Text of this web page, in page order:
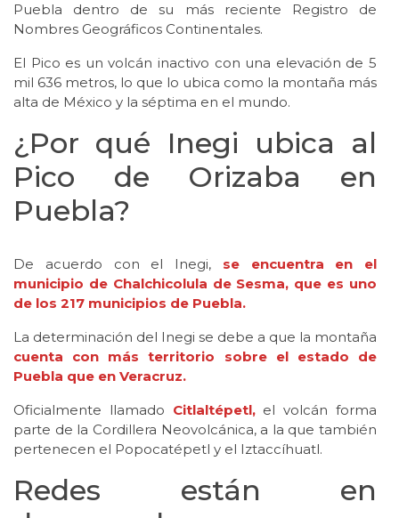
Puebla dentro de su más reciente Registro de
Nombres Geográficos Continentales.
El Pico es un volcán inactivo con una elevación de 5
mil 636 metros, lo que lo ubica como la montaña más
alta de México y la séptima en el mundo.
¿Por qué Inegi ubica al
Pico de Orizaba en
Puebla?
De acuerdo con el Inegi, se encuentra en el
municipio de Chalchicolula de Sesma, que es uno
de los 217 municipios de Puebla.
La determinación del Inegi se debe a que la montaña
cuenta con más territorio sobre el estado de
Puebla que en Veracruz.
Oficialmente llamado Citlaltépetl,el volcán forma
parte de la Cordillera Neovolcánica, a la que también
pertenecen el Popocatépetl y el Iztaccíhuatl.
Redes están en